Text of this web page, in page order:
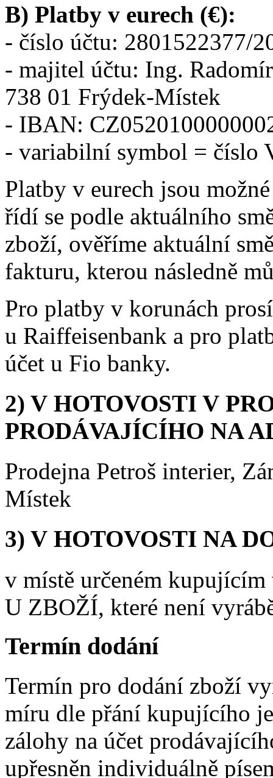
B) Platby v eurech (€):
- číslo účtu: 2801522377/
- majitel účtu: Ing.
738 01 Frýdek-Místek
- IBAN:
- variabilní symbol = číslo
Platby v eurech jsou
řídí se podle aktuálního
zboží, ověříme aktuální
fakturu, kterou následně
Pro platby v korunách
u Raiffeisenbank a pro
účet u Fio banky.
2) V HOTOVOSTI V
PRODÁVAJÍCÍHO NA
Prodejna Petroš interier,
Místek
3) V HOTOVOSTI NA
v místě určeném
U ZBOŽÍ, které není
Termín dodání
Termín pro dodání zboží
míru dle přání kupujícího
zálohy na účet
upřesněn individuálně